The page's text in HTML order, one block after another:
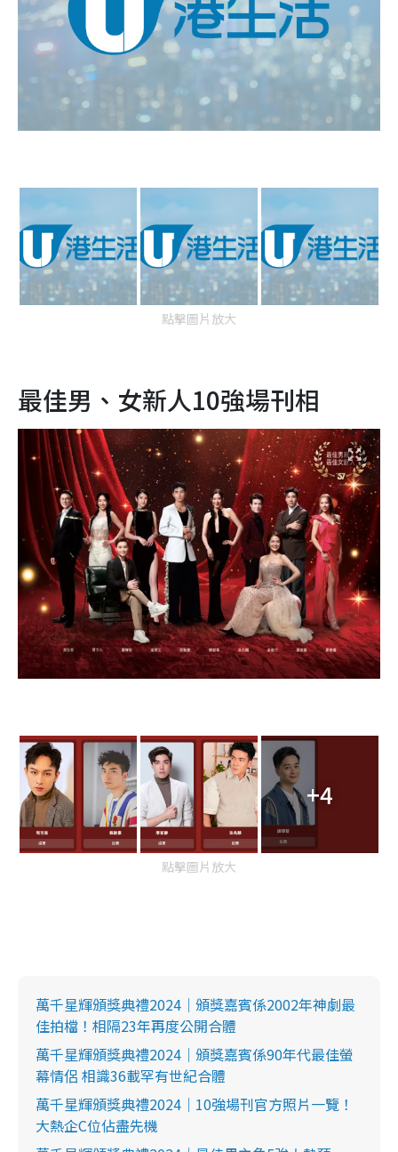
點擊圖片放大
最佳男、女新人10強場刊相
+4
點擊圖片放大
萬千星輝頒獎典禮2024｜頒獎嘉賓係2002年神劇最
佳拍檔！相隔23年再度公開合體
萬千星輝頒獎典禮2024｜頒獎嘉賓係90年代最佳螢
幕情侶 相識36載罕有世紀合體
萬千星輝頒獎典禮2024｜10強場刊官方照片一覽！
大熱企C位佔盡先機